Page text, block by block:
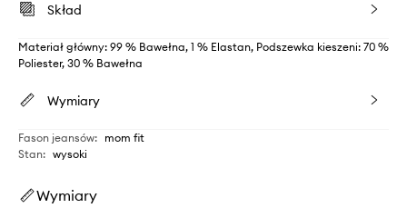
Skład
Materiał główny: 99 % Bawełna, 1 % Elastan, Podszewka kieszeni: 70 %
Poliester, 30 % Bawełna
Wymiary
Fason jeansów: mom fit
Stan: wysoki
Wymiary